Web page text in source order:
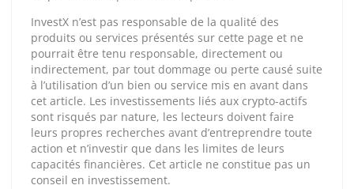
InvestX n’est pas responsable de la qualité des
produits ou services présentés sur cette page et ne
pourrait être tenu responsable, directement ou
indirectement, par tout dommage ou perte causé suite
à l’utilisation d’un bien ou service mis en avant dans
cet article. Les investissements liés aux crypto-actifs
sont risqués par nature, les lecteurs doivent faire
leurs propres recherches avant d’entreprendre toute
action et n’investir que dans les limites de leurs
capacités financières. Cet article ne constitue pas un
conseil en investissement.